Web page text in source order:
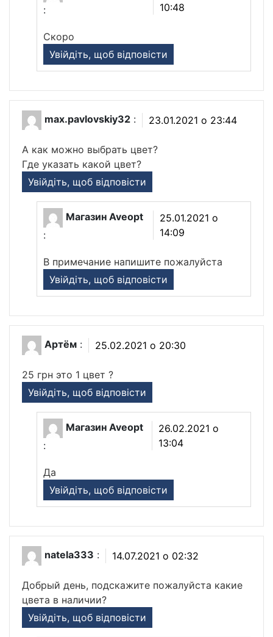
: 10:48
Скоро
Увійдіть, щоб відповісти
max.pavlovskiy32 : 23.01.2021 о 23:44
А как можно выбрать цвет?
Где указать какой цвет?
Увійдіть, щоб відповісти
Магазин Aveopt
:
25.01.2021 о
14:09
В примечание напишите пожалуйста
Увійдіть, щоб відповісти
Артём : 25.02.2021 о 20:30
25 грн это 1 цвет ?
Увійдіть, щоб відповісти
Магазин Aveopt
:
26.02.2021 о
13:04
Да
Увійдіть, щоб відповісти
natela333 : 14.07.2021 о 02:32
Добрый день, подскажите пожалуйста какие
цвета в наличии?
Увійдіть, щоб відповісти